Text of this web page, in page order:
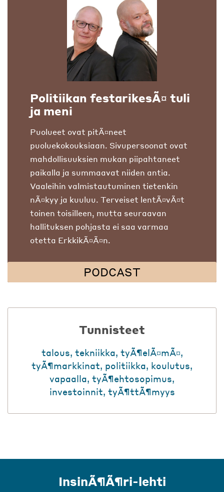
Politiikan festarikesÃ¤ tuli
ja meni
Puolueet ovat pitÃ¤neet
puoluekokouksiaan. Sivupersoonat ovat
mahdollisuuksien mukan piipahtaneet
paikalla ja summaavat niiden antia.
Vaaleihin valmistautuminen tietenkin
nÃ¤kyy ja kuuluu. Terveiset lentÃ¤vÃ¤t
toinen toisilleen, mutta seuraavan
hallituksen pohjasta ei saa varmaa
otetta ErkkikÃ¤Ã¤n.
PODCAST
Tunnisteet
talous, tekniikka, tyÃ¶elÃ¤mÃ¤,
tyÃ¶markkinat, politiikka, koulutus,
vapaalla, tyÃ¶ehtosopimus,
investoinnit, tyÃ¶ttÃ¶myys
InsinÃ¶Ã¶ri-lehti